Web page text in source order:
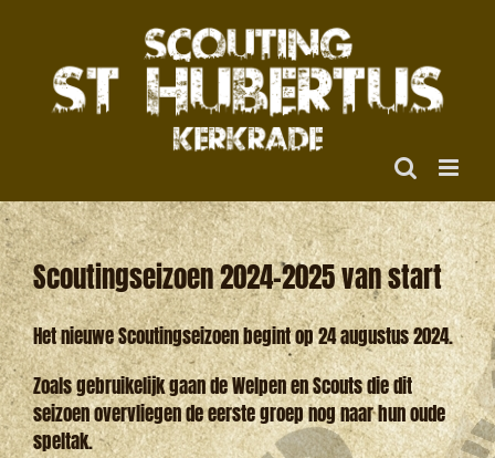
Scoutingseizoen 2024-2025 van start
Het nieuwe Scoutingseizoen begint op 24 augustus 2024.
Zoals gebruikelijk gaan de Welpen en Scouts die dit
seizoen overvliegen de eerste groep nog naar hun oude
speltak.